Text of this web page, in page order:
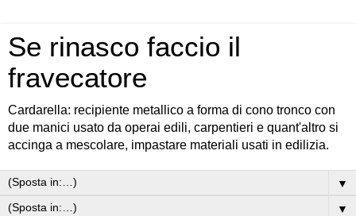
Se rinasco faccio il
fravecatore
Cardarella: recipiente metallico a forma di cono tronco con
due manici usato da operai edili, carpentieri e quant'altro si
accinga a mescolare, impastare materiali usati in edilizia.
▼
▼